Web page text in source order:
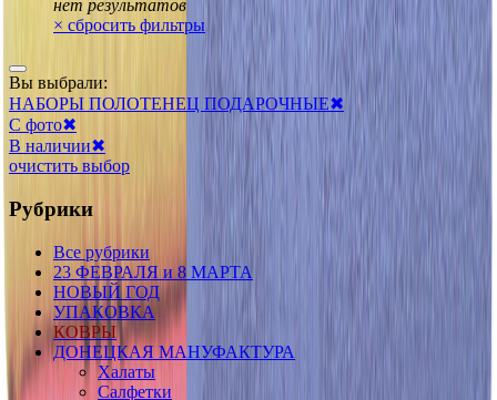
нет результатов
× сбросить фильтры
Вы выбрали:
НАБОРЫ ПОЛОТЕНЕЦ ПОДАРОЧНЫЕ✖
С фото✖
В наличии✖
очистить выбор
Рубрики
Все рубрики
23 ФЕВРАЛЯ и 8 МАРТА
НОВЫЙ ГОД
УПАКОВКА
КОВРЫ
ДОНЕЦКАЯ МАНУФАКТУРА
Халаты
Салфетки